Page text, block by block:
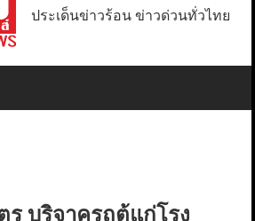
ประเด็นข่าวร้อน ข่าวด่วนทั่วไทย
บริจาครถตู้แก่โรง